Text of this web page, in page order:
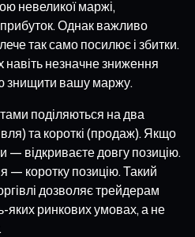
невеликої маржі,
Однак важливо
так само посилює і збитки.
незначне зниження
знищити вашу маржу.
поділяються на два
та короткі (продаж). Якщо
— відкриваєте довгу позицію.
— коротку позицію. Такий
дозволяє трейдерам
яких ринкових умовах, а не